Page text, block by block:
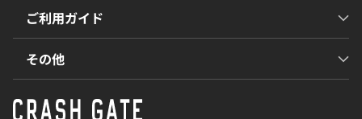
ご利用ガイド
その他